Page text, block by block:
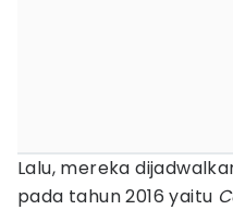
Lalu, mereka
pada tahun 2016 yaitu